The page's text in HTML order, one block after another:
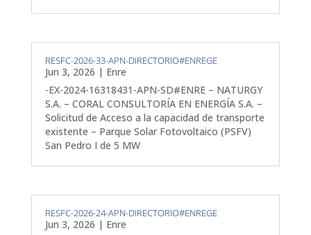
RESFC-2026-33-APN-DIRECTORIO#ENREGE
Jun 3, 2026 | Enre
-EX-2024-16318431-APN-SD#ENRE – NATURGY
S.A. – CORAL CONSULTORÍA EN ENERGÍA S.A. –
Solicitud de Acceso a la capacidad de transporte
existente – Parque Solar Fotovoltaico (PSFV)
San Pedro I de 5 MW
RESFC-2026-24-APN-DIRECTORIO#ENREGE
Jun 3, 2026 | Enre